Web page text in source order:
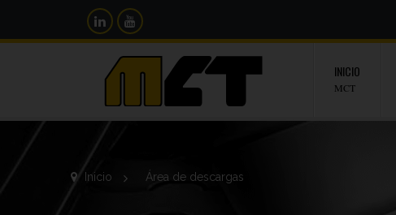
INICIO
MCT
Inicio > Área de descargas